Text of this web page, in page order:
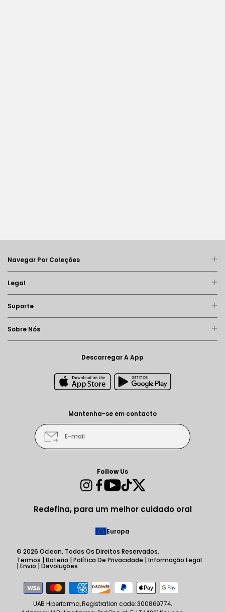
Navegar Por Coleções
Legal
Suporte
Sobre Nós
Descarregar A App
Mantenha-se em contacto
E-mail
Redefina, para um melhor cuidado oral
Follow Us
Instagram
Facebook
YouTube
TikTok
Europa
© 2026 Oclean. Todos Os Direitos Reservados.
Termos | Bateria | Política De Privacidade | Informação Legal
| Envio | Devoluções
pagamentoUAB Hiperfarma, Registration code: 300869774,